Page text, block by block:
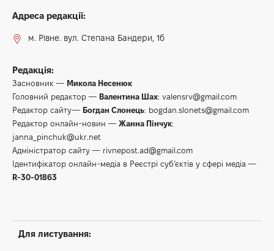
Адреса редакції:
м. Рівне. вул. Степана Бандери, 1б
Редакція:
Засновник — Микола Несенюк
Головний редактор — Валентина Шах: valensrv@gmail.com
Редактор сайту— Богдан Слонець: bogdan.slonets@gmail.com
Редактор онлайн-новин — Жанна Пінчук:
janna_pinchuk@ukr.net
Адміністратор сайту — rivnepost.ad@gmail.com
Ідентифікатор онлайн-медіа в Реєстрі суб’єктів у сфері медіа —
R-30-01863
Для листування: